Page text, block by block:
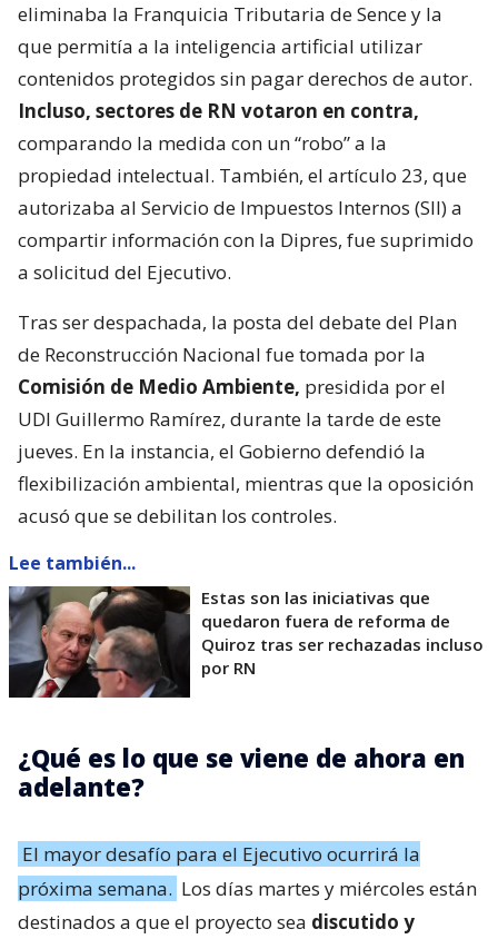
eliminaba la Franquicia Tributaria de Sence y la
que permitía a la inteligencia artificial utilizar
contenidos protegidos sin pagar derechos de autor.
Incluso, sectores de RN votaron en contra,
comparando la medida con un “robo” a la
propiedad intelectual. También, el artículo 23, que
autorizaba al Servicio de Impuestos Internos (SII) a
compartir información con la Dipres, fue suprimido
a solicitud del Ejecutivo.
Tras ser despachada, la posta del debate del Plan
de Reconstrucción Nacional fue tomada por la
Comisión de Medio Ambiente, presidida por el
UDI Guillermo Ramírez, durante la tarde de este
jueves. En la instancia, el Gobierno defendió la
flexibilización ambiental, mientras que la oposición
acusó que se debilitan los controles.
Lee también...
Estas son las iniciativas que
quedaron fuera de reforma de
Quiroz tras ser rechazadas incluso
por RN
¿Qué es lo que se viene de ahora en
adelante?
El mayor desafío para el Ejecutivo ocurrirá la
próxima semana. Los días martes y miércoles están
destinados a que el proyecto sea discutido y